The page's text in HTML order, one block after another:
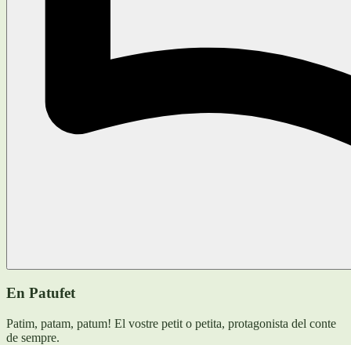
En Patufet
Patim, patam, patum! El vostre petit o petita, protagonista del conte
de sempre.